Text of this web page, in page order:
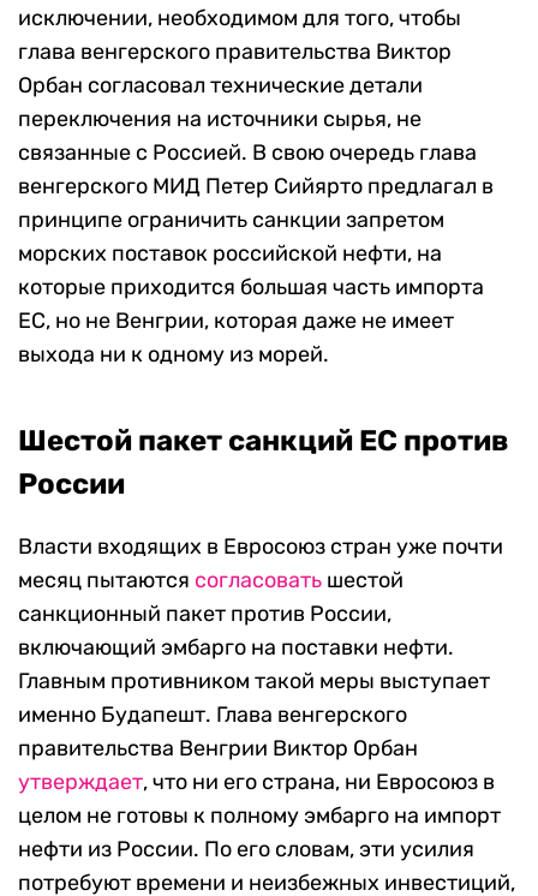
исключении, необходимом для того, чтобы
глава венгерского правительства Виктор
Орбан согласовал технические детали
переключения на источники сырья, не
связанные с Россией. В свою очередь глава
венгерского МИД Петер Сийярто предлагал в
принципе ограничить санкции запретом
морских поставок российской нефти, на
которые приходится большая часть импорта
ЕС, но не Венгрии, которая даже не имеет
выхода ни к одному из морей.
Шестой пакет санкций ЕС против
России
Власти входящих в Евросоюз стран уже почти
месяц пытаются согласовать шестой
санкционный пакет против России,
включающий эмбарго на поставки нефти.
Главным противником такой меры выступает
именно Будапешт. Глава венгерского
правительства Венгрии Виктор Орбан
утверждает, что ни его страна, ни Евросоюз в
целом не готовы к полному эмбарго на импорт
нефти из России. По его словам, эти усилия
потребуют времени и неизбежных инвестиций,